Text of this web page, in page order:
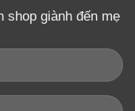
shop giành đến mẹ